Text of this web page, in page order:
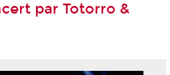
par Totorro &